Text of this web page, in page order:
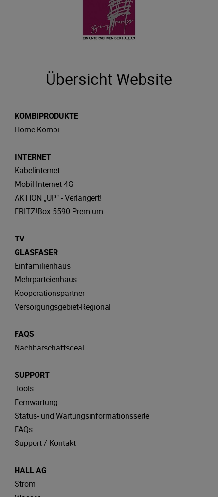
Übersicht Website
KOMBIPRODUKTE
Home Kombi
INTERNET
Kabelinternet
Mobil Internet 4G
AKTION „UP" - Verlängert!
FRITZ!Box 5590 Premium
TV
GLASFASER
Einfamilienhaus
Mehrparteienhaus
Kooperationspartner
Versorgungsgebiet-Regional
FAQS
Nachbarschaftsdeal
SUPPORT
Tools
Fernwartung
Status- und Wartungsinformationsseite
FAQs
Support / Kontakt
HALL AG
Strom